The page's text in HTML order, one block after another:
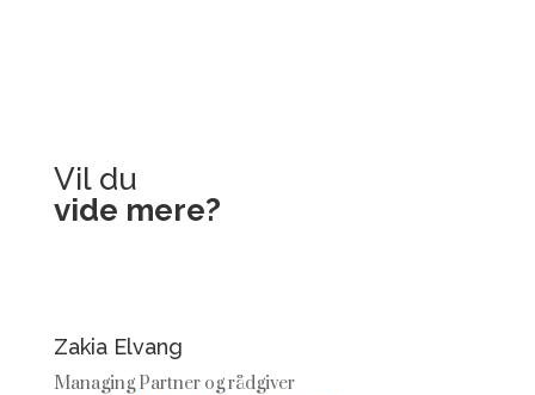
Vil du
vide mere?
Zakia Elvang
Managing Partner og rådgiver